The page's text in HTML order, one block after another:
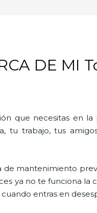
DE MI
que necesitas en
tu trabajo, tus
mantenimiento
ya no te funciona la
entras en